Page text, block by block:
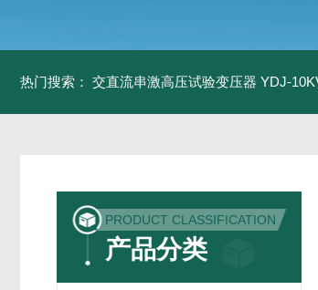
热门搜索： 交直流串激高压试验变压器 YDJ-
PRODUCT CLASSIFICATION
产品分类